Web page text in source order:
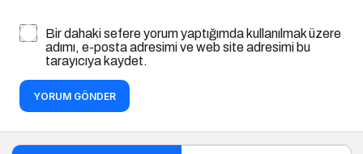
Bir dahaki sefere yorum yaptığımda kullanılmak üzere
adımı, e-posta adresimi ve web site adresimi bu
tarayıcıya kaydet.
YORUM GÖNDER